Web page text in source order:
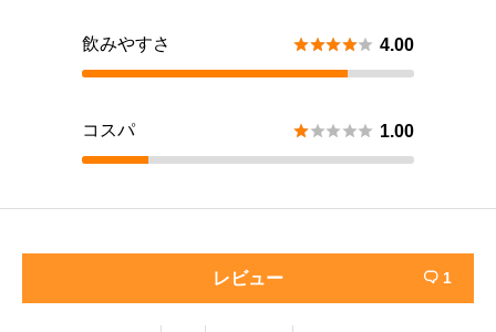
飲みやすさ  4.00
コスパ  1.00
レビュー  1